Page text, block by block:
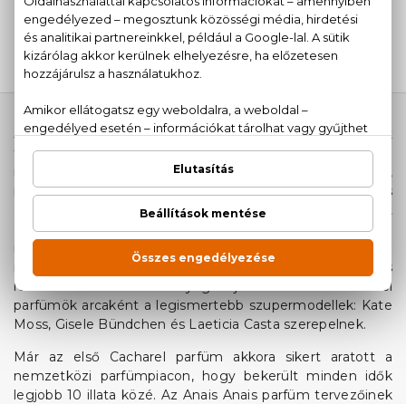
Eau De Parfum
30 ml
10.990 Ft -tól
10.550 Ft -tól
Jean Bousquet egy varrógépgyártó fiaként cseperedett
fel Franciaországban, így már kiskorában megtanulta a
ruhakészítés mesterségét és fortélyait. Szabónak tanult,
majd két év tervezői inaskodás után a Le Marais
divatháznál megalkotta első kollekcióját. Ez kellő lökést
adott ahhoz, hogy saját divatmárkát alapítson Cacharel
néven, mely egyébként egy provence-i vadkacsafajta
neve. Stílusára a fiatalos, könnyed szabásvonal, nőies
ruhák és élénk színű anyagok jellemzőek. A Cacharel
parfümök arcaként a legismertebb szupermodellek: Kate
Moss, Gisele Bündchen és Laeticia Casta szerepelnek.
Már az első Cacharel parfüm akkora sikert aratott a
nemzetközi parfümpiacon, hogy bekerült minden idők
legjobb 10 illata közé. Az Anais Anais parfüm tervezőinek